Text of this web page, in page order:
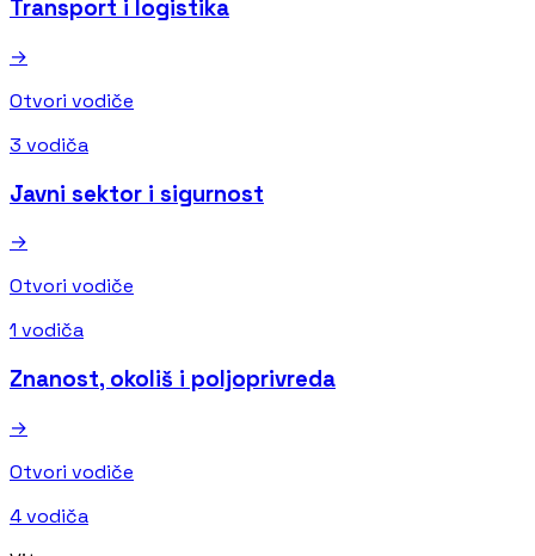
Transport i logistika
→
Otvori vodiče
3 vodiča
Javni sektor i sigurnost
→
Otvori vodiče
1 vodiča
Znanost, okoliš i poljoprivreda
→
Otvori vodiče
4 vodiča